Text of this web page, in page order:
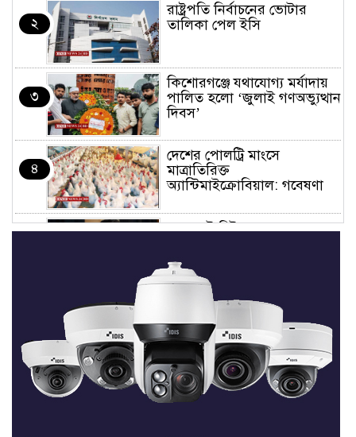
২
রাষ্ট্রপতি নির্বাচনের ভোটার
তালিকা পেল ইসি
৩
কিশোরগঞ্জে যথাযোগ্য মর্যাদায়
পালিত হলো ‘জুলাই গণঅভ্যুত্থান
দিবস’
৪
দেশের পোলট্রি মাংসে
মাত্রাতিরিক্ত
অ্যান্টিমাইক্রোবিয়াল: গবেষণা
‘ডকুমেন্টারিটা দেখলে মনে হতে
অভ্যুত্থান হয়েছে’
জুলাইয়ের অনুষ্ঠানে তথ্যচিত্র
৭
মাত্র ছয় দিনেই ১ বিলিয়ন ডলার
আয় স্পাইডার-ম্যান: ব্র্যান্ড নিউ
ডে